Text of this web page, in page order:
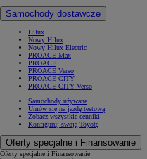
Samochody dostawcze
Hilux
Nowy Hilux
Nowy Hilux Electric
PROACE Max
PROACE
PROACE Verso
PROACE CITY
PROACE CITY Verso
Samochody używane
Umów się na jazdę testową
Zobacz wszystkie cenniki
Konfiguruj swoją Toyotę
Oferty specjalne i Finansowanie
Oferty specjalne i Finansowanie